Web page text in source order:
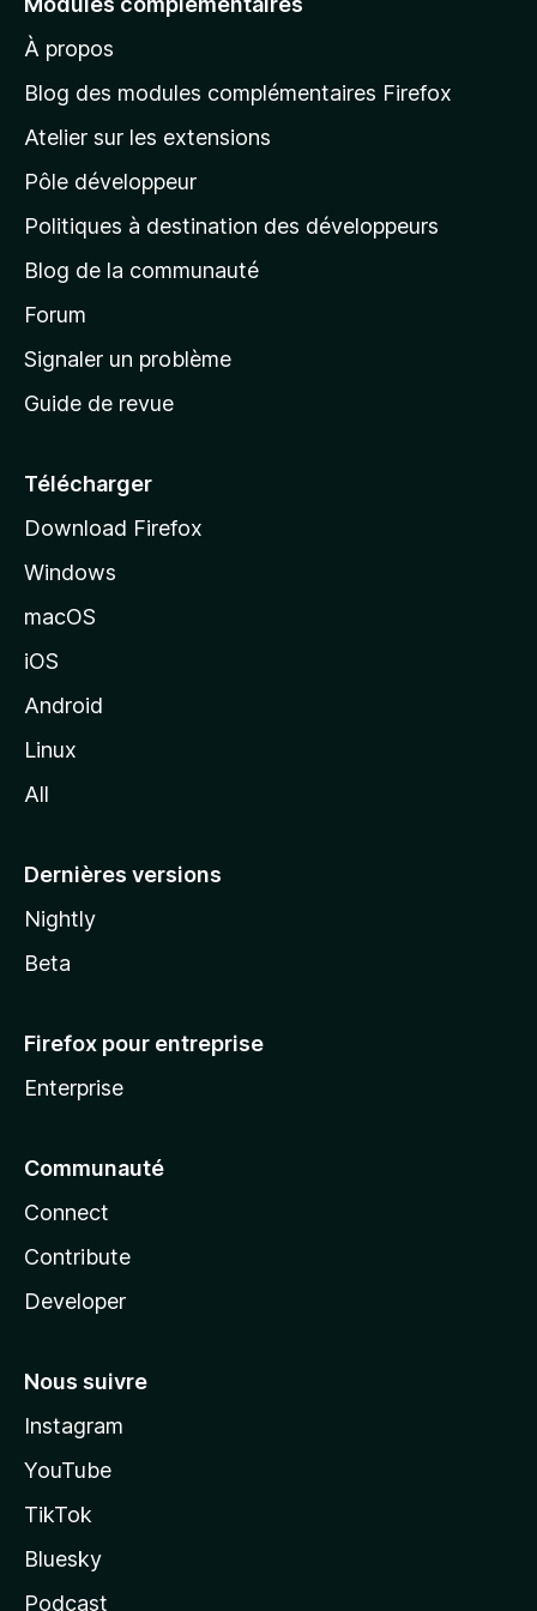
à
l
p
a
g
d
a
c
e
l
d
o
z
l
À propos
Blog des modules complémentaires Firefox
Atelier sur les extensions
Pôle développeur
Politiques à destination des développeurs
Blog de la communauté
Forum
Signaler un problème
Guide de revue
Télécharger
Download Firefox
Windows
macOS
iOS
Android
Linux
All
Dernières versions
Nightly
Beta
Firefox pour entreprise
Enterprise
Communauté
Connect
Contribute
Developer
Nous suivre
Instagram
YouTube
TikTok
Bluesky
Podcast